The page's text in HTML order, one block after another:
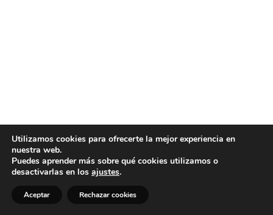
Utilizamos cookies para ofrecerte la mejor experiencia en
nuestra web.
Puedes aprender más sobre qué cookies utilizamos o
desactivarlas en los ajustes.
Aceptar Rechazar cookies